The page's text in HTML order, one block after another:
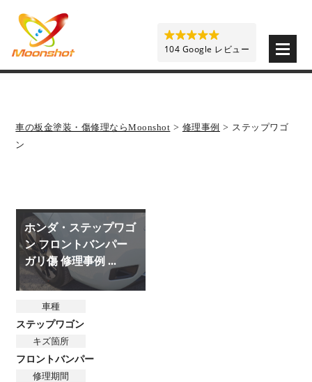
車の板金塗装・傷修理ならMoonshot > 修理事例 > ステップワゴ
ン
ホンダ・ステップワゴ
ン フロントバンパー
ガリ傷 修理事例 ...
車種
ステップワゴン
キズ箇所
フロントバンパー
修理期間
104 Google レビュー